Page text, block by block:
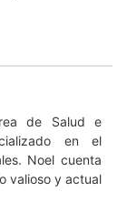
de Salud e
en el
Noel cuenta
valioso y actual